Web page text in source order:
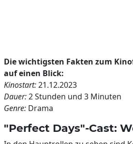
Die wichtigsten Fakten zum
auf einen Blick:
Kinostart:21.12.2023
Dauer:2 Stunden und 3 Minuten
Genre: Drama
"Perfect Days"-Cast: